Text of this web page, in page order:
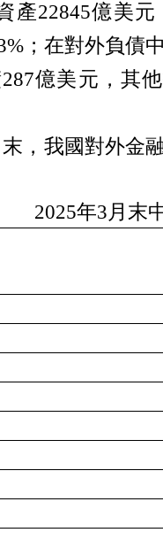
產22845億美元
；在對外負債
287億美元，其
末，我國對外金
2025年3 月末